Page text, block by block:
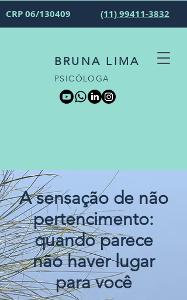
CRP 06/130409 (11) 99411-3832
BRUNA LIMA
PSICÓLOGA
A sensação de não
pertencimento:
quando parece
não haver lugar
para você